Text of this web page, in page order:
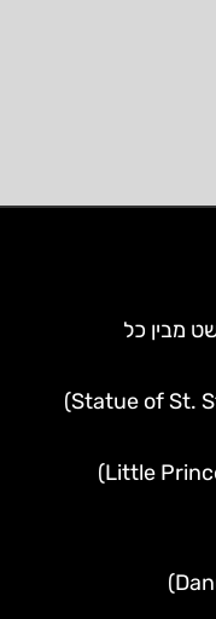
מבין כל
פסל המלך שטפן הקדוש (Statue of St. Stephen)
פסל הנסיכה הקטנה (Little Princess Statue)